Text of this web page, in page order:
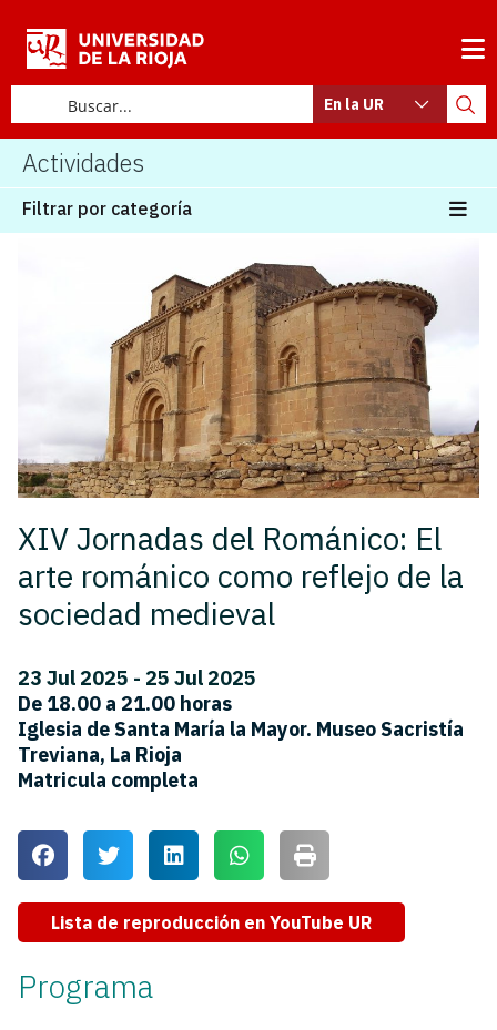
En la UR
Actividades
Filtrar por categoría
XIV Jornadas del Románico: El
arte románico como reflejo de la
sociedad medieval
23 Jul 2025 - 25 Jul 2025
De 18.00 a 21.00 horas
Iglesia de Santa María la Mayor. Museo Sacristía
Treviana, La Rioja
Matricula completa
Lista de reproducción en YouTube UR
Programa